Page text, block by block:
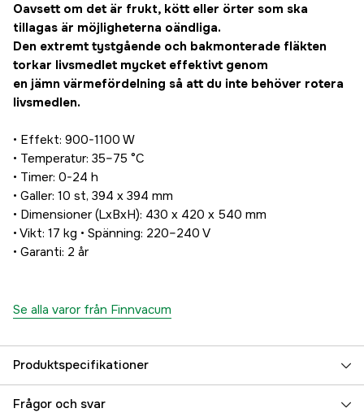
Oavsett om det är frukt, kött eller örter som ska
tillagas är möjligheterna oändliga.
Den extremt tystgående och bakmonterade fläkten
torkar livsmedlet mycket effektivt genom
en jämn värmefördelning så att du inte behöver rotera
livsmedlen.
• Effekt: 900-1100 W
• Temperatur: 35–75 °C
• Timer: 0-24 h
• Galler: 10 st, 394 x 394 mm
• Dimensioner (LxBxH): 430 x 420 x 540 mm
• Vikt: 17 kg • Spänning: 220–240 V
• Garanti: 2 år
Se alla varor från Finnvacum
Produktspecifikationer
Referensnummer 3000075243
Frågor och svar